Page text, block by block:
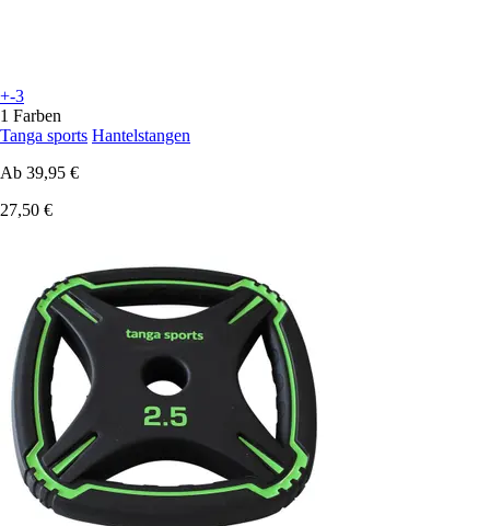
+-3
1 Farben
Tanga sports Hantelstangen
Ab 39,95 €
27,50 €